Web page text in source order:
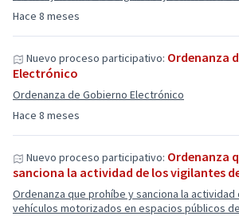
Hace 8 meses
Hace 8 meses
Nuevo proceso participativo: Ordenanza
Electrónico
Ordenanza de Gobierno Electrónico
Nuevo proceso participativo: Ordenanza
sanciona la actividad de los vigilantes
Ordenanza que prohíbe y sanciona la
vehículos motorizados en espacios públicos